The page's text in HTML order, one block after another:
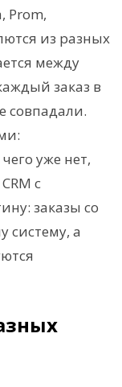
Prom,
из разных
между
заказ в
совпадали.
уже нет,
с
заказы со
систему, а